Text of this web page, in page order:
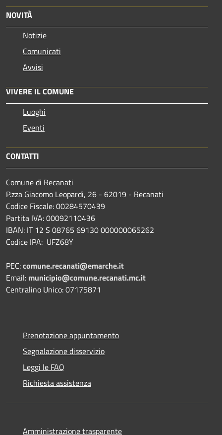
NOVITÀ
Notizie
Comunicati
Avvisi
VIVERE IL COMUNE
Luoghi
Eventi
CONTATTI
Comune di Recanati
P.zza Giacomo Leopardi, 26 - 62019 - Recanati
Codice Fiscale: 00284570439
Partita IVA: 00092110436
IBAN: IT 12 S 08765 69130 000000065262
Codice IPA: UFZ68Y
PEC:comune.recanati@emarche.it
Email: municipio@comune.recanati.mc.it
Centralino Unico: 07175871
Prenotazione appuntamento
Segnalazione disservizio
Leggi le FAQ
Richiesta assistenza
Amministrazione trasparente